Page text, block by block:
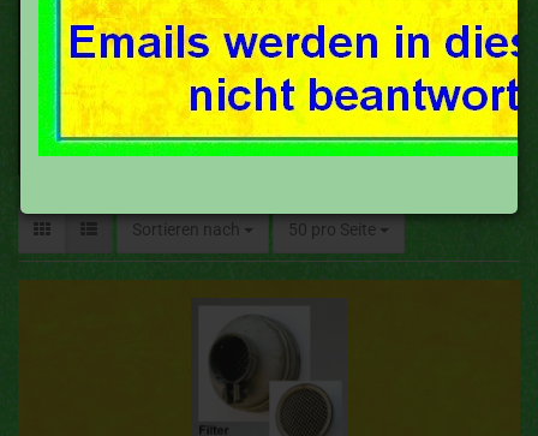
Sortieren nach 50 pro Seite